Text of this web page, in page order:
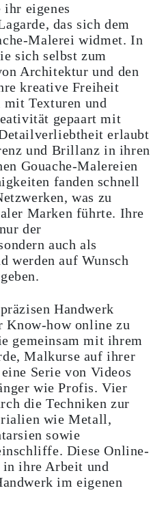
ihr eigenes
das sich dem
Malerei widmet. In
sich selbst zum
Architektur und den
kreative Freiheit
Texturen und
gepaart mit
erlaubt
und Brillanz in ihren
Gouache-Malereien
fanden schnell
was zu
Marken führte. Ihre
der
auch als
werden auf Wunsch
Handwerk
how online zu
gemeinsam mit ihrem
Malkurse auf ihrer
Serie von Videos
wie Profis. Vier
die Techniken zur
wie Metall,
sowie
Diese Online-
ihre Arbeit und
im eigenen